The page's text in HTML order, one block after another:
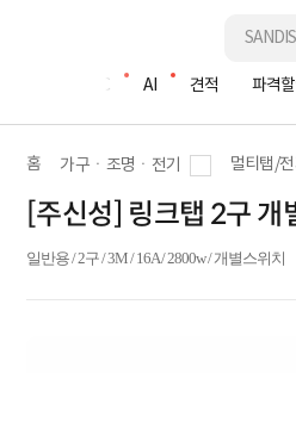
조립PC AI 견적 파격
홈 가구ㆍ조명ㆍ전기 멀티탭/
[주신성] 링크탭 2구
일반용 / 2구 / 3M / 16A / 2800w / 개별스위치